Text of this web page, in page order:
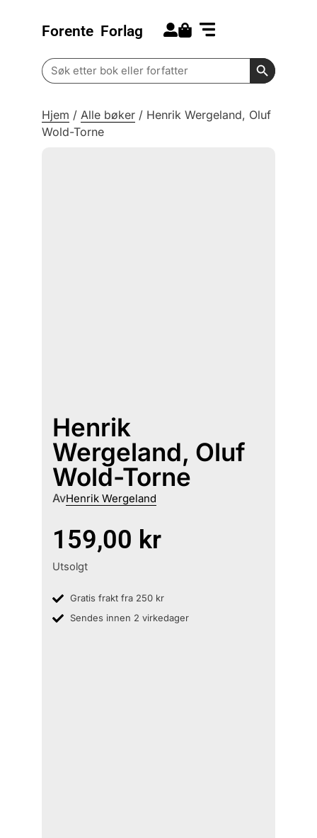
Forente Forlag
Search
for:
Search
Hjem / Alle bøker / Henrik Wergeland, Oluf
Wold-Torne
Henrik
Wergeland, Oluf
Wold-Torne
AvHenrik Wergeland
159,00 kr
Utsolgt
Gratis frakt fra 250 kr
Sendes innen 2 virkedager